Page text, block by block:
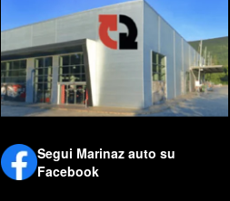
Segui Marinaz auto su
Facebook